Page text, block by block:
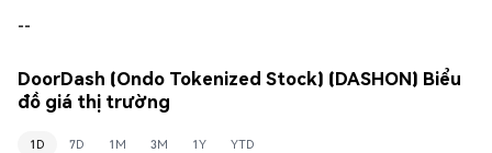
--
DoorDash (Ondo Tokenized Stock) (DASHON) Biểu
đồ giá thị trường
1D 7D 1M 3M 1Y YTD